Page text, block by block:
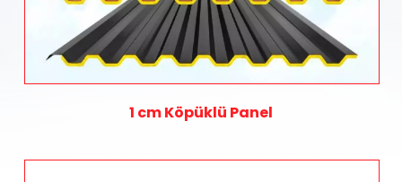
1 cm Köpüklü Panel